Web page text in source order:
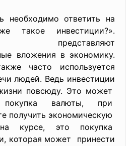
необходимо ответить на
такое инвестиции?».
представляют
вложения в экономику.
часто используется
людей. Ведь инвестиции
повсюду. Это может
валюты, при
получить экономическую
курсе, это покупка
которая может принести